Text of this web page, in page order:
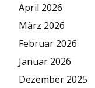
April 2026
März 2026
Februar 2026
Januar 2026
Dezember 2025